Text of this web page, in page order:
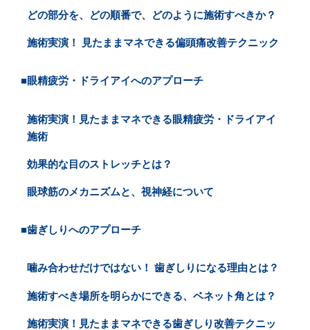
どの部分を、どの順番で、どのように施術すべきか？
施術実演！ 見たままマネできる偏頭痛改善テクニック
■眼精疲労・ドライアイへのアプローチ
施術実演！見たままマネできる眼精疲労・ドライアイ
施術
効果的な目のストレッチとは？
眼球筋のメカニズムと、視神経について
■歯ぎしりへのアプローチ
噛み合わせだけではない！ 歯ぎしりになる理由とは？
施術すべき場所を明らかにできる、ベネット角とは？
施術実演！見たままマネできる歯ぎしり改善テクニッ